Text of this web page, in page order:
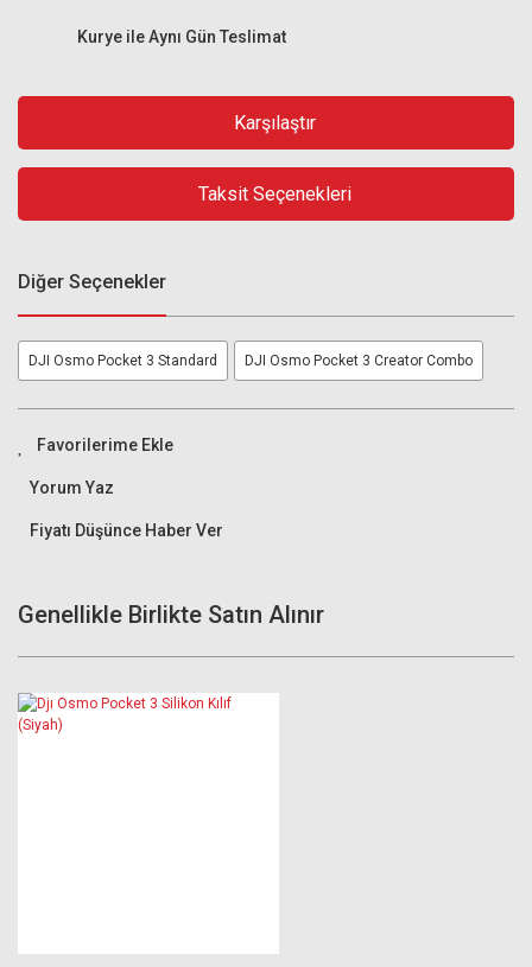
Kurye ile Aynı Gün Teslimat
Karşılaştır
Taksit Seçenekleri
Diğer Seçenekler
DJI Osmo Pocket 3 Standard DJI Osmo Pocket 3 Creator Combo
Yorum Yaz
Fiyatı Düşünce Haber Ver
Genellikle Birlikte Satın Alınır